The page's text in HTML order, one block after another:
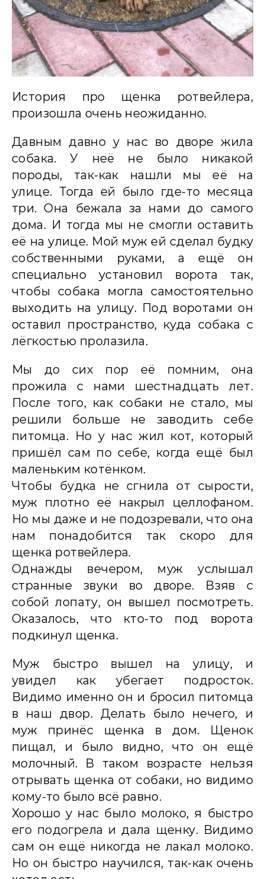
История про щенка ротвейлера,
произошла очень неожиданно.
Давным давно у нас во дворе жила
собака. У неё не было никакой
породы, так-как нашли мы её на
улице. Тогда ей было где-то месяца
три. Она бежала за нами до самого
дома. И тогда мы не смогли оставить
её на улице. Мой муж ей сделал будку
собственными руками, а ещё он
специально установил ворота так,
чтобы собака могла самостоятельно
выходить на улицу. Под воротами он
оставил пространство, куда собака с
лёгкостью пролазила.
Мы до сих пор её помним, она
прожила с нами шестнадцать лет.
После того, как собаки не стало, мы
решили больше не заводить себе
питомца. Но у нас жил кот, который
пришёл сам по себе, когда ещё был
маленьким котёнком.
Чтобы будка не сгнила от сырости,
муж плотно её накрыл целлофаном.
Но мы даже и не подозревали, что она
нам понадобится так скоро для
щенка ротвейлера.
Однажды вечером, муж услышал
странные звуки во дворе. Взяв с
собой лопату, он вышел посмотреть.
Оказалось, что кто-то под ворота
подкинул щенка.
Муж быстро вышел на улицу, и
увидел как убегает подросток.
Видимо именно он и бросил питомца
в наш двор. Делать было нечего, и
муж принёс щенка в дом. Щенок
пищал, и было видно, что он ещё
молочный. В таком возрасте нельзя
отрывать щенка от собаки, но видимо
кому-то было всё равно.
Хорошо у нас было молоко, я быстро
его подогрела и дала щенку. Видимо
сам он ещё никогда не лакал молоко.
Но он быстро научился, так-как очень